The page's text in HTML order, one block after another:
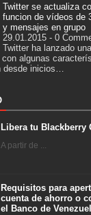
Twitter se actualiza
funcion de vídeos de
y mensajes en grupo
29.01.2015 - 0
Twitter ha lanzado
algunas
desde inicios…
Libera tu Blackberry
A partir de ...
Requisitos para
cuenta de ahorro o
el Banco de